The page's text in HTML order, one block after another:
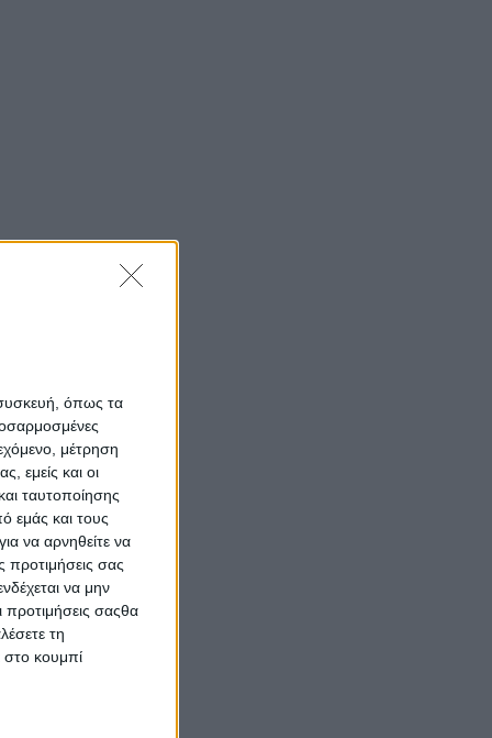
όπως τα
μέτρηση
εμείς και οι
ταυτοποίησης
εμάς και τους
να αρνηθείτε να
προτιμήσεις σας
να μην
προτιμήσεις σαςθα
τη
στο κουμπί